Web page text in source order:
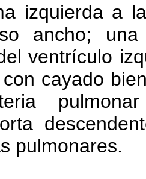
izquierda a
ancho;
ventrículo
cayado
pulmonar
pulmonares.